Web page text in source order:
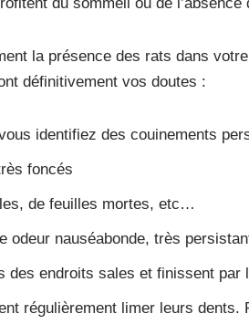
la présence des rats dans
définitivement vos doutes :
identifiez des couinements
foncés
de feuilles mortes, etc…
odeur nauséabonde, très
des endroits sales et finissent
régulièrement limer leurs dents.